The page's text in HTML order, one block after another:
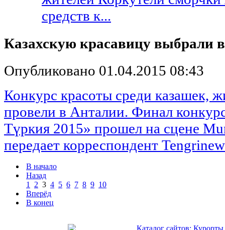
средств к...
Казахскую красавицу выбрали
Опубликовано 01.04.2015 08:43
Конкурс красоты среди казашек,
провели в Анталии. Финал
Түркия 2015» прошел на сцене
передает корреспондент
В начало
Назад
1
2 3 4 5 6 7 8 9 10
Вперёд
В конец